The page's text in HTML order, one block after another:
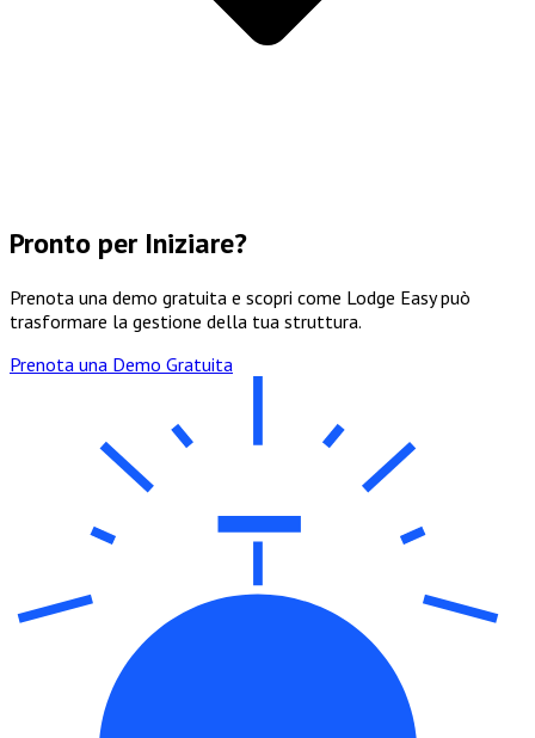
Pronto per Iniziare?
Prenota una demo gratuita e scopri come Lodge Easy può
trasformare la gestione della tua struttura.
Prenota una Demo Gratuita